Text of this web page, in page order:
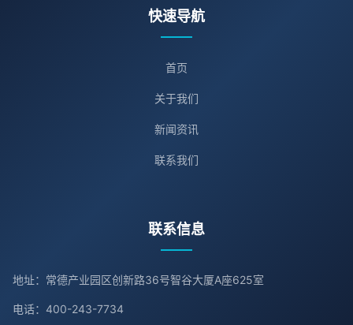
快速导航
首页
关于我们
新闻资讯
联系我们
联系信息
地址：常德产业园区创新路36号智谷大厦A座625室
电话：400-243-7734